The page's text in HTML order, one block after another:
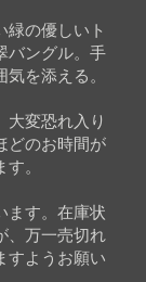
の優しいト
バングル。手
を添える。
大変恐れ入り
どのお時間が
。
ます。在庫状
、万一売切れ
すようお願い